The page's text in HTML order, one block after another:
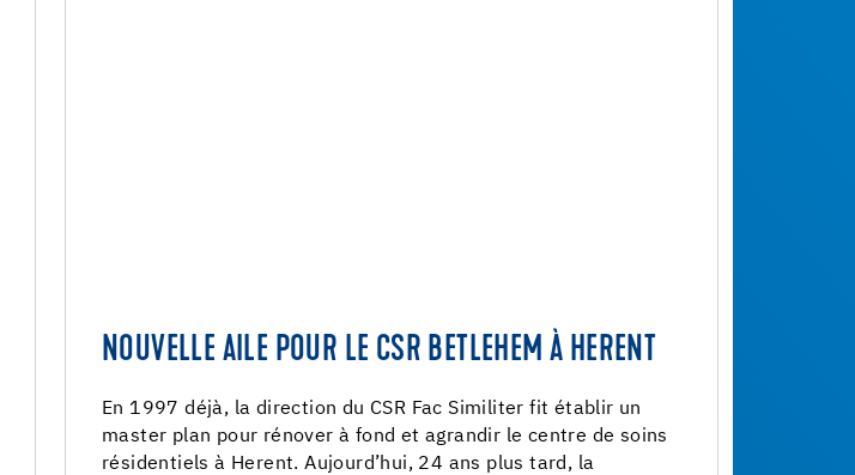
NOUVELLE AILE POUR LE CSR BETLEHEM À HERENT
En 1997 déjà, la direction du CSR Fac Similiter fit établir un
master plan pour rénover à fond et agrandir le centre de soins
résidentiels à Herent. Aujourd’hui, 24 ans plus tard, la